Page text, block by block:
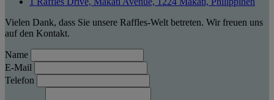
Vielen Dank, dass Sie unsere Raffles-Welt betreten. Wir freuen uns
auf den Kontakt.
Name
E-Mail
Telefon